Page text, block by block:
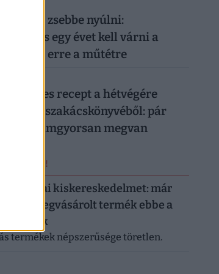
a zsebbe nyúlni:
is egy évet kell várni a
erre a műtétre
recept a hétvégére
filléres szakácskönyvéből: pár
villámgyorsan megvan
LE!
európai kiskereskedelmet: már
megvásárolt termék ebbe a
tartozik
termékek népszerűsége töretlen.